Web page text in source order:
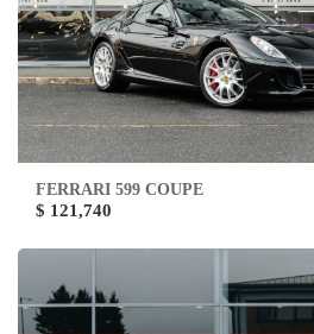
FERRARI 599 COUPE
$ 121,740